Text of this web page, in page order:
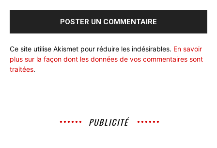
Ce site utilise Akismet pour réduire les indésirables. En savoir
plus sur la façon dont les données de vos commentaires sont
traitées.
PUBLICITÉ